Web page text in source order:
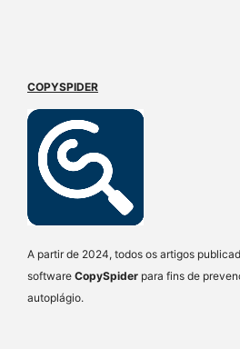
COPYSPIDER
A partir de 2024, todos os artigos
software CopySpider para fins de
autoplágio.